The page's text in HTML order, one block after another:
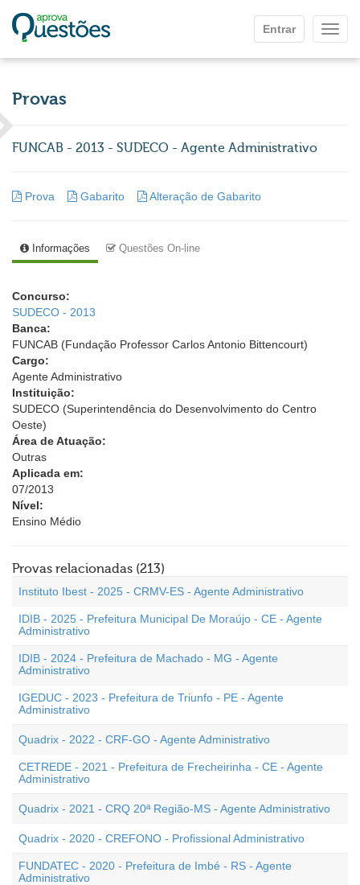
Entrar
Provas
FUNCAB - 2013 - SUDECO - Agente Administrativo
Prova Gabarito Alteração de Gabarito
Informações Questões On-line
Concurso:
SUDECO - 2013
Banca:
FUNCAB (Fundação Professor Carlos Antonio Bittencourt)
Cargo:
Agente Administrativo
Instituição:
SUDECO (Superintendência do Desenvolvimento do Centro
Oeste)
Área de Atuação:
Outras
Aplicada em:
07/2013
Nível:
Ensino Médio
Provas relacionadas (213)
Instituto Ibest - 2025 - CRMV-ES - Agente Administrativo
IDIB - 2025 - Prefeitura Municipal De Moraújo - CE - Agente
Administrativo
IDIB - 2024 - Prefeitura de Machado - MG - Agente
Administrativo
IGEDUC - 2023 - Prefeitura de Triunfo - PE - Agente
Administrativo
Quadrix - 2022 - CRF-GO - Agente Administrativo
CETREDE - 2021 - Prefeitura de Frecheirinha - CE - Agente
Administrativo
Quadrix - 2021 - CRQ 20ª Região-MS - Agente Administrativo
Quadrix - 2020 - CREFONO - Profissional Administrativo
FUNDATEC - 2020 - Prefeitura de Imbé - RS - Agente
Administrativo